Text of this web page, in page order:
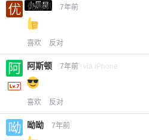
小黑屋
优熊叭 7年前
喜欢 反对
阿斯顿 7年前 via iPhone
喜欢 反对
呦呦 7年前